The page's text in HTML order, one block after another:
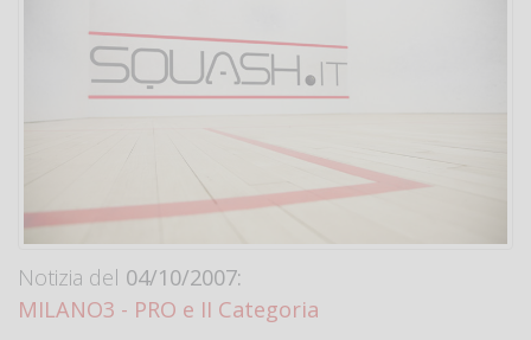
Notizia del 04/10/2007:
MILANO3 - PRO e II Categoria